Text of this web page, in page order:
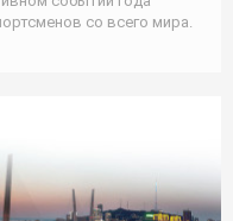
со всего мира.